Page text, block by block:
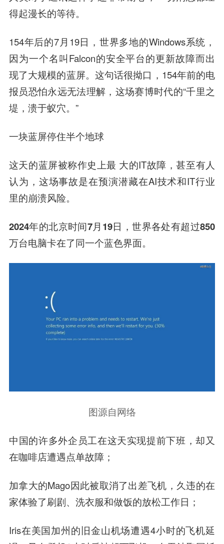
得起漫长的等待。
154年后的7月19日，世界多地的Windows系统，
因为一个名叫Falcon的安全平台的更新故障而出
现了大规模的蓝屏。这句话很拗口，154年前的电
报员恐怕永远无法理解，这场赛博时代的“千里之
堤，溃于蚁穴。”
一块蓝屏停住半个地球
这天的蓝屏被称作史上最 大的IT故障，甚至有人
认为，这场事故是在预演潜藏在AI技术和IT行业
里的崩溃风险。
2024年的北京时间7月19日，世界各处有超过850
万台电脑卡在了同一个蓝色界面。
图源自网络
中国的许多外企员工在这天实现提前下班，却又
在咖啡店遭遇点单故障；
加拿大的Mago因此被取消了出差飞机，久违的在
家体验了刷剧、洗衣服和做饭的放松工作日；
Iris在美国加州的旧金山机场遭遇4小时的飞机延